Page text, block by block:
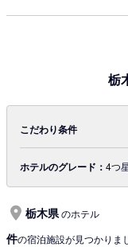
栃
こだわり条件
ホテルのグレード： 4つ
栃木県のホテル
件の宿泊施設が見つかりま